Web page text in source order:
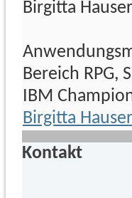
Birgitta Hauser
Bereich RPG,
IBM
Birgitta
Kontakt